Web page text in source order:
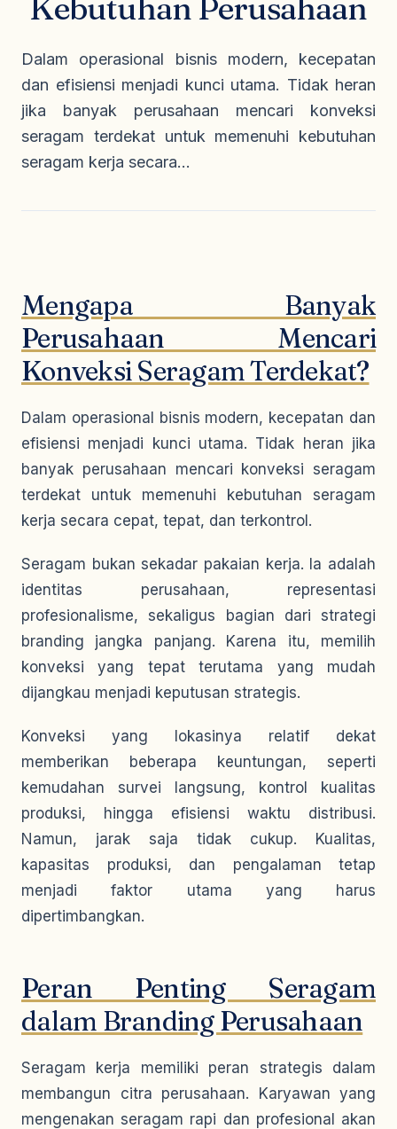
Seragam Cleaning Service
Kaos Safety
Olahraga
Kebutuhan Perusahaan
Dalam operasional bisnis modern, kecepatan
dan efisiensi menjadi kunci utama. Tidak heran
jika banyak perusahaan mencari konveksi
seragam terdekat untuk memenuhi kebutuhan
seragam kerja secara...
Mengapa Banyak
Perusahaan Mencari
Konveksi Seragam Terdekat?
Dalam operasional bisnis modern, kecepatan dan
efisiensi menjadi kunci utama. Tidak heran jika
banyak perusahaan mencari konveksi seragam
terdekat untuk memenuhi kebutuhan seragam
kerja secara cepat, tepat, dan terkontrol.
Seragam bukan sekadar pakaian kerja. Ia adalah
identitas perusahaan, representasi
profesionalisme, sekaligus bagian dari strategi
branding jangka panjang. Karena itu, memilih
konveksi yang tepat terutama yang mudah
dijangkau menjadi keputusan strategis.
Konveksi yang lokasinya relatif dekat
memberikan beberapa keuntungan, seperti
kemudahan survei langsung, kontrol kualitas
produksi, hingga efisiensi waktu distribusi.
Namun, jarak saja tidak cukup. Kualitas,
kapasitas produksi, dan pengalaman tetap
menjadi faktor utama yang harus
dipertimbangkan.
Peran Penting Seragam
dalam Branding Perusahaan
Seragam kerja memiliki peran strategis dalam
membangun citra perusahaan. Karyawan yang
mengenakan seragam rapi dan profesional akan